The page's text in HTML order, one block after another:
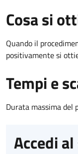
Cosa si
Quando il
positivamente si
Tempi e
Durata massima
Accedi